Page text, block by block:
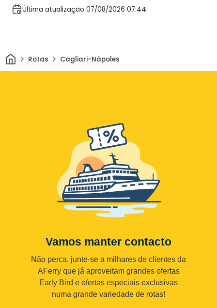
Última atualização 07/08/2026 07:44
CasaRotas Cagliari-Nápoles
Vamos manter contacto
Não perca, junte-se a milhares de clientes da
AFerry que já aproveitam grandes ofertas
Early Bird e ofertas especiais exclusivas
numa grande variedade de rotas!